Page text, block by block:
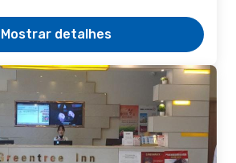
Mostrar detalhes